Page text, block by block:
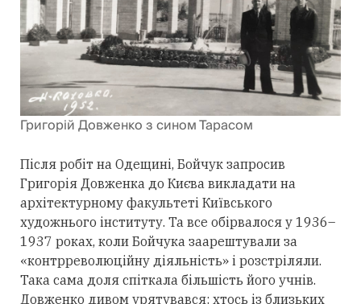
Григорій Довженко з сином Тарасом
Після робіт на Одещині, Бойчук запросив
Григорія Довженка до Києва викладати на
архітектурному факультеті Київського
художнього інституту. Та все обірвалося у 1936–
1937 роках, коли Бойчука заарештували за
«контрреволюційну діяльність» і розстріляли.
Така сама доля спіткала більшість його учнів.
Довженко дивом урятувався: хтось із близьких